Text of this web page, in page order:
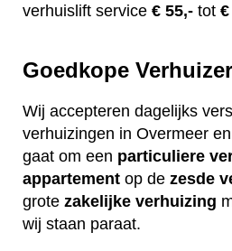
verhuislift service € 55,- tot
Goedkope
Wij accepteren dagelijks
verhuizingen in Overmeer
gaat om een particuliere
appartement op de zesde
grote zakelijke verhuizing
wij staan paraat.